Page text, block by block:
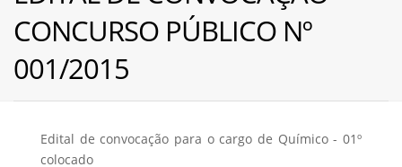
CONCURSO PÚBLICO Nº
001/2015
Edital de convocação para o cargo de Químico - 01º
colocado